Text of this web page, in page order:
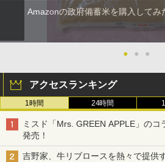
Amazonの政府備蓄米を購入してみ
● ● ●
アクセスランキング
1時間 24時間
ミスド「Mrs. GREEN APPLE」のコ
発売！
吉野家、牛リブロースを熱々で提供